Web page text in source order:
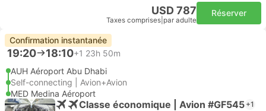
USD 787
Taxes comprises par adulte
Réserver
Confirmation instantanée
19:20 18:10+1 23h 50m
AUH Aéroport Abu Dhabi
Self-connecting | Avion+Avion
MED Medina Aéroport
Classe économique | Avion #GF545 +1